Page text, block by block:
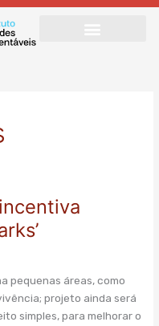
pequenas áreas, como
projeto ainda será
simples, para melhorar o